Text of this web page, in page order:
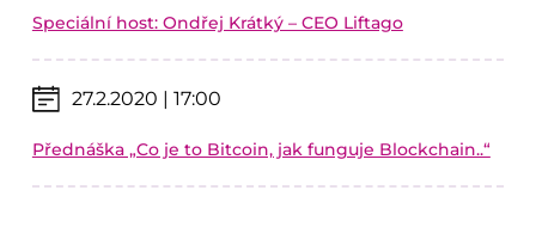
Speciální host: Ondřej Krátký – CEO Liftago
27.2.2020 | 17:00
Přednáška „Co je to Bitcoin, jak funguje Blockchain..“